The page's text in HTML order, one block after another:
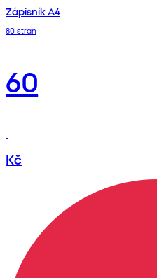
Zápisník A4
80 stran
60
Kč